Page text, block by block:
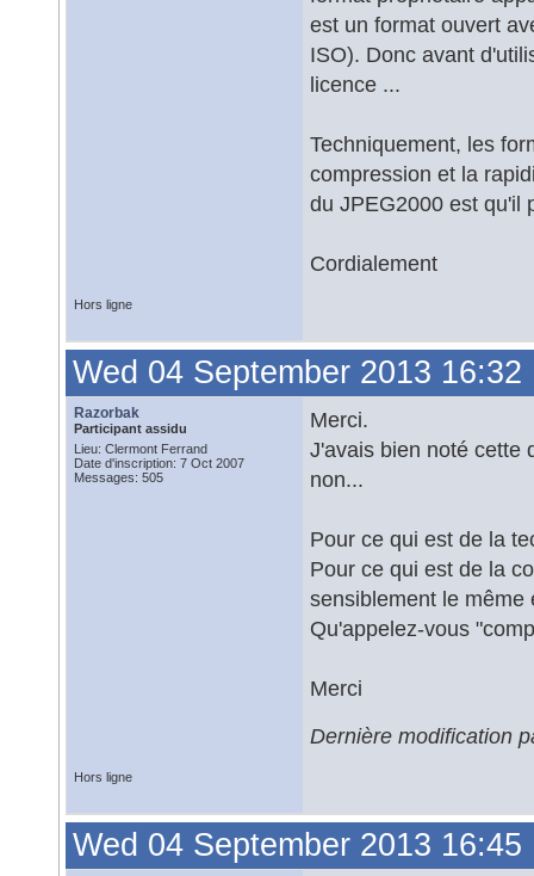
est un format ouvert
ISO). Donc avant
licence ...
Techniquement, les
compression et la
du JPEG2000 est qu'il
Cordialement
Hors ligne
Wed 04 September 2013 16:32
Razorbak
Participant assidu
Lieu: Clermont Ferrand
Date d'inscription: 7 Oct 2007
Messages: 505
Merci.
J'avais bien noté cette
non...
Pour ce qui est de la
Pour ce qui est de la
sensiblement le même
Qu'appelez-vous
Merci
Dernière modification
Hors ligne
Wed 04 September 2013 16:45